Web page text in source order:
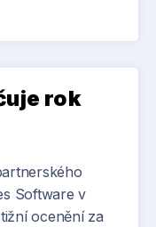
metod Lean
přichází s
a projektů
provozního
firmy.
rok
Software v
ocenění za